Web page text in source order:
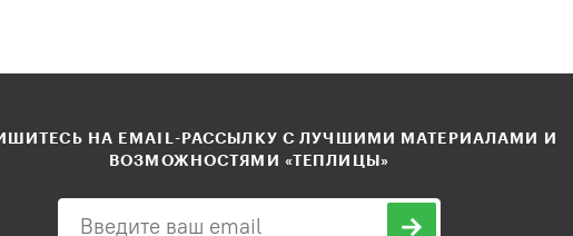
НА EMAIL-РАССЫЛКУ С ЛУЧШИМИ МАТЕРИАЛАМИ И
ВОЗМОЖНОСТЯМИ «ТЕПЛИЦЫ»